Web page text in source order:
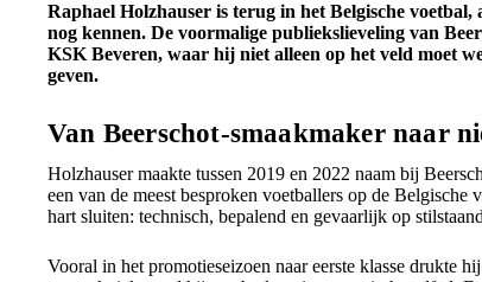
Raphael Holzhauser is terug in het Belgische
nog kennen. De voormalige publiekslieveling van
KSK Beveren, waar hij niet alleen op het veld moet
geven.
Van Beerschot-smaakmaker naar
Holzhauser maakte tussen 2019 en 2022 naam bij
een van de meest besproken voetballers op de Belgische
hart sluiten: technisch, bepalend en gevaarlijk op
Vooral in het promotieseizoen naar eerste klasse drukte